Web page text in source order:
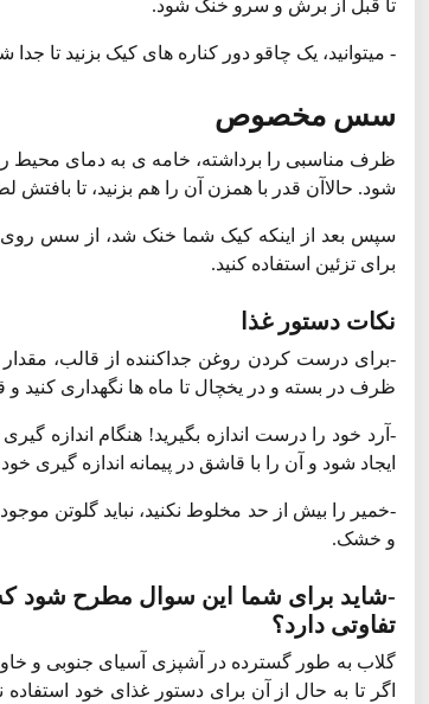
تا قبل از برش و سرو خنک شود.
- میتوانید، یک چاقو دور کناره های کیک بزنید تا
سس مخصوص
ظرف مناسبی را برداشته، خامه ی به دمای محیط
شود. حالاآن قدر با همزن آن را هم بزنید، تا
سپس بعد از اینکه کیک شما خنک شد، از سس روی
برای تزئین استفاده کنید.
نکات دستور غذا
-برای درست کردن روغن جداکننده از قالب،
ظرف در بسته و در یخچال تا ماه ها نگهداری کنید
-آرد خود را درست اندازه بگیرید! هنگام اندازه
ایجاد شود و آن را با قاشق در پیمانه اندازه گیری
-خمیر را بیش از حد مخلوط نکنید، نباید گلوتن
و خشک.
-شاید برای شما این سوال مطرح شود
تفاوتی دارد؟
گلاب به طور گسترده در آشپزی آسیای جنوبی و
اگر تا به حال از آن برای دستور غذای خود